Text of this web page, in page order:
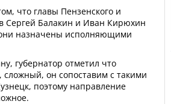
что главы Пензенского и
Сергей Балакин и Иван Кирюхин
назначены исполняющими
губернатор отметил что
он сопоставим с такими
поэтому направление